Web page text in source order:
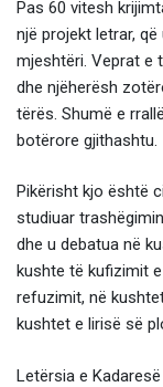
Pas 60 vitesh
një projekt letrar,
mjeshtëri. Veprat e
dhe njëherësh
tërës. Shumë e
botërore gjithashtu.
Pikërisht kjo është
studiuar
dhe u debatua në
kushte të kufizimit
refuzimit, në
kushtet e lirisë së
Letërsia e